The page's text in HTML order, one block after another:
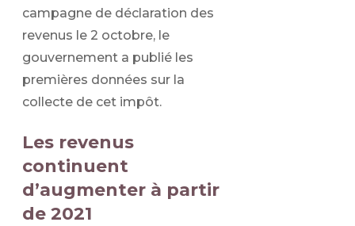
campagne de déclaration des
revenus le 2 octobre, le
gouvernement a publié les
premières données sur la
collecte de cet impôt.
Les revenus
continuent
d’augmenter à partir
de 2021